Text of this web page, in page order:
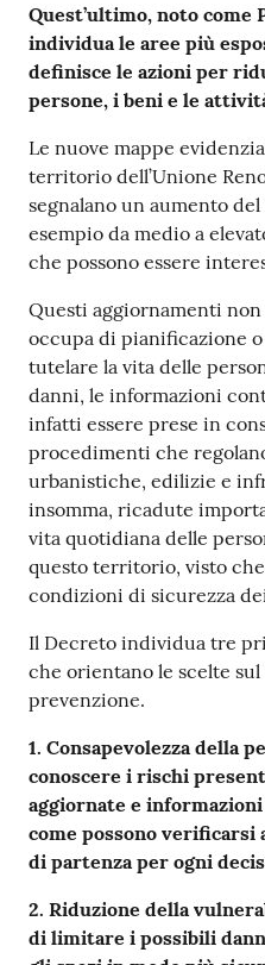
Quest’ultimo, noto come
individua le aree più
definisce le azioni per
persone, i beni e le
Le nuove mappe
territorio dell’Unione
segnalano un aumento
esempio da medio a
che possono essere
Questi aggiornamenti
occupa di pianificazione
tutelare la vita delle
danni, le informazioni
infatti essere prese in
procedimenti che
urbanistiche, edilizie e
insomma, ricadute
vita quotidiana delle
questo territorio, visto
condizioni di sicurezza
Il Decreto individua tre
che orientano le scelte
prevenzione.
1. Consapevolezza della
conoscere i rischi
aggiornate e
come possono
di partenza per ogni
2. Riduzione della
di limitare i possibili